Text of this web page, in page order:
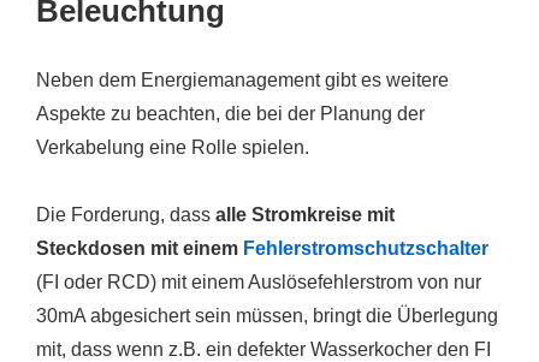
Beleuchtung
Neben dem Energiemanagement gibt es weitere
Aspekte zu beachten, die bei der Planung der
Verkabelung eine Rolle spielen.
Die Forderung, dass alle Stromkreise mit
Steckdosen mit einem Fehlerstromschutzschalter
(FI oder RCD) mit einem Auslösefehlerstrom von nur
30mA abgesichert sein müssen, bringt die Überlegung
mit, dass wenn z.B. ein defekter Wasserkocher den FI